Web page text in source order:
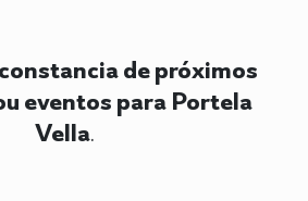
de próximos
eventos para Portela
Vella.